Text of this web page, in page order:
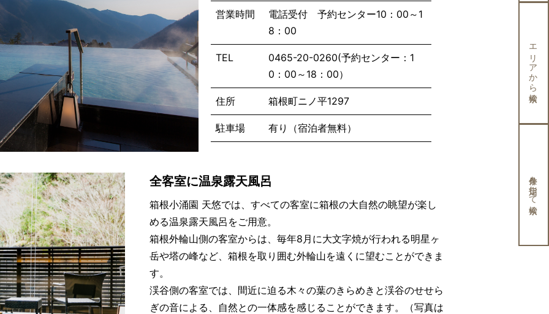
営業時間
電話受付 予約センター10：00～1
8：00
TEL
0465-20-0260(予約センター：1
0：00～18：00）
住所 箱根町ニノ平1297
駐車場 有り（宿泊者無料）
全客室に温泉露天風呂
箱根小涌園 天悠では、すべての客室に箱根の大自然の眺望が楽し
める温泉露天風呂をご用意。
箱根外輪山側の客室からは、毎年8月に大文字焼が行われる明星ヶ
岳や塔の峰など、箱根を取り囲む外輪山を遠くに望むことができま
す。
渓谷側の客室では、間近に迫る木々の葉のきらめきと渓谷のせせら
ぎの音による、自然との一体感を感じることができます。（写真は
エリアから検索
条件を指定して検索